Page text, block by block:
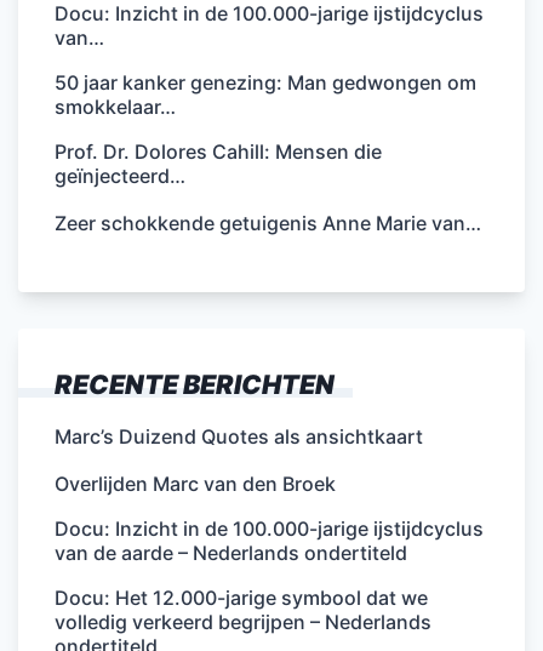
Docu: Inzicht in de 100.000-jarige ijstijdcyclus
van…
50 jaar kanker genezing: Man gedwongen om
smokkelaar…
Prof. Dr. Dolores Cahill: Mensen die
geïnjecteerd…
Zeer schokkende getuigenis Anne Marie van…
RECENTE BERICHTEN
Marc’s Duizend Quotes als ansichtkaart
Overlijden Marc van den Broek
Docu: Inzicht in de 100.000-jarige ijstijdcyclus
van de aarde – Nederlands ondertiteld
Docu: Het 12.000-jarige symbool dat we
volledig verkeerd begrijpen – Nederlands